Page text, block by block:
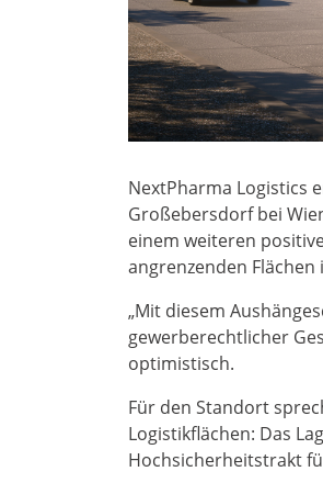
NextPharma Logistics
Großebersdorf bei
einem weiteren
angrenzenden Flächen
„Mit diesem
gewerberechtlicher
optimistisch.
Für den Standort
Logistikflächen: Das
Hochsicherheitstrakt